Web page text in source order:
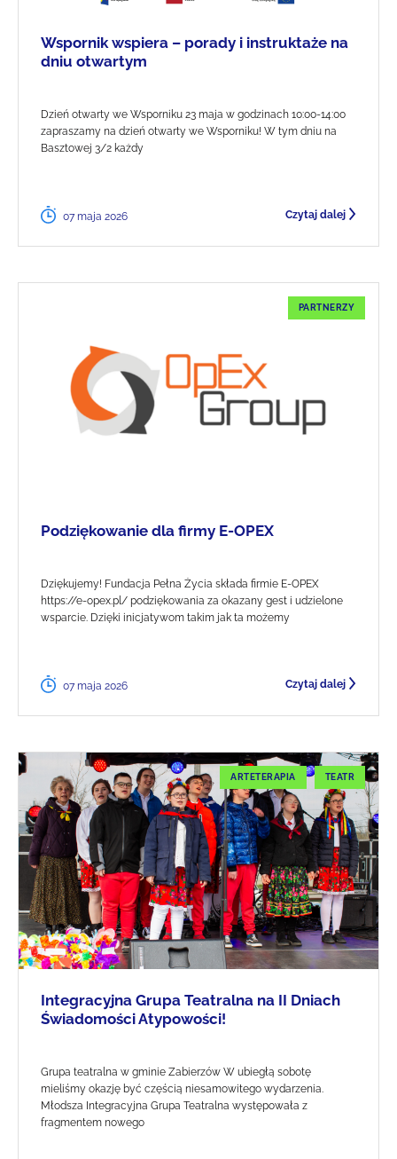
Wspornik wspiera – porady i instruktaże na
dniu otwartym
Dzień otwarty we Wsporniku 23 maja w godzinach 10:00-14:00
zapraszamy na dzień otwarty we Wsporniku! W tym dniu na
Basztowej 3/2 każdy
07 maja 2026 Czytaj dalej
PARTNERZY
Podziękowanie dla firmy E-OPEX
Dziękujemy! Fundacja Pełna Życia składa firmie E-OPEX
https://e-opex.pl/ podziękowania za okazany gest i udzielone
wsparcie. Dzięki inicjatywom takim jak ta możemy
07 maja 2026 Czytaj dalej
ARTETERAPIA TEATR
Integracyjna Grupa Teatralna na II Dniach
Świadomości Atypowości!
Grupa teatralna w gminie Zabierzów W ubiegłą sobotę
mieliśmy okazję być częścią niesamowitego wydarzenia.
Młodsza Integracyjna Grupa Teatralna występowała z
fragmentem nowego